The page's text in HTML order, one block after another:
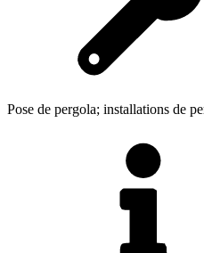
Pose de pergola; installations de